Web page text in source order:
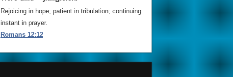
Rejoicing in hope; patient in tribulation; continuing
instant in prayer.
Romans 12:12